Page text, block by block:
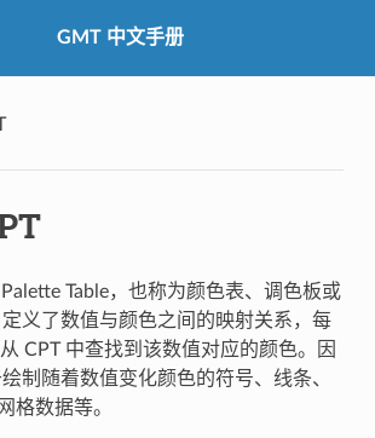
GMT 中文手册
Table，也称为颜色表、调色板或
义了数值与颜色之间的映射关系，每
CPT 中查找到该数值对应的颜色。因
制随着数值变化颜色的符号、线条、
格数据等。